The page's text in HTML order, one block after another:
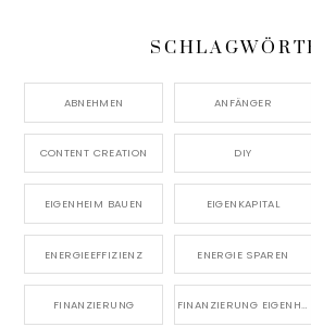
ABNEHMEN ANFÄNGER
CONTENT CREATION DIY
EIGENHEIM BAUEN EIGENKAPITAL
ENERGIEEFFIZIENZ ENERGIE SPAREN
FINANZIERUNG FINANZIERUNG EIGENHEIM